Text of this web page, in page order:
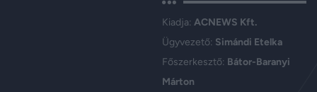
Kiadja: ACNEWS Kft.
Ügyvezető: Simándi Etelka
Főszerkesztő: Bátor-Baranyi
Márton